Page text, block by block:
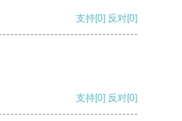
支持[0] 反对[0]
支持[0] 反对[0]